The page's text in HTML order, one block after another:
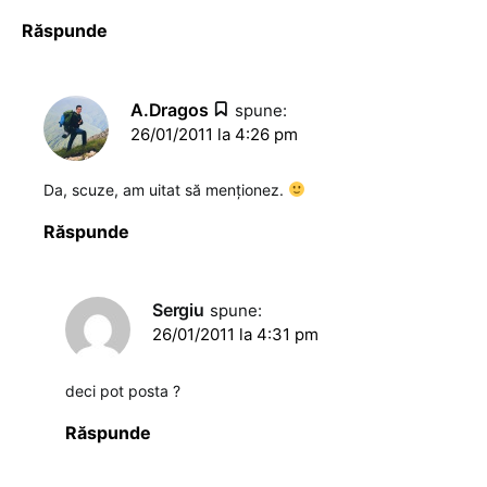
Răspunde
A.Dragos
spune:
26/01/2011 la 4:26 pm
Da, scuze, am uitat să menţionez.
Răspunde
Sergiu spune:
26/01/2011 la 4:31 pm
deci pot posta ?
Răspunde